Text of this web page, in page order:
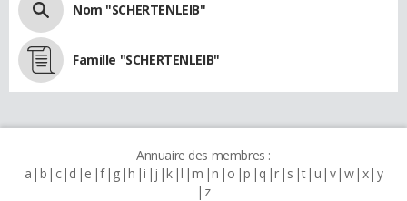
Nom "SCHERTENLEIB"
Famille "SCHERTENLEIB"
Annuaire des membres :
a b c d e f g h i j k l m n o p q r s t u v w x y
z